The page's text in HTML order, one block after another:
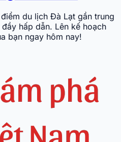
du lịch Đà Lạt gần trung
hấp dẫn. Lên kế hoạch
bạn ngay hôm nay!